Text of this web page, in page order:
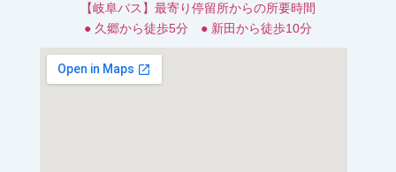
【岐阜バス】最寄り停留所からの所要時間
● 久郷から徒歩5分 ● 新田から徒歩10分